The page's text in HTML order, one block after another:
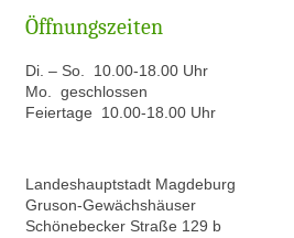
Öffnungszeiten
Di. – So. 10.00-18.00 Uhr
Mo. geschlossen
Feiertage 10.00-18.00 Uhr
Landeshauptstadt Magdeburg
Gruson-Gewächshäuser
Schönebecker Straße 129 b